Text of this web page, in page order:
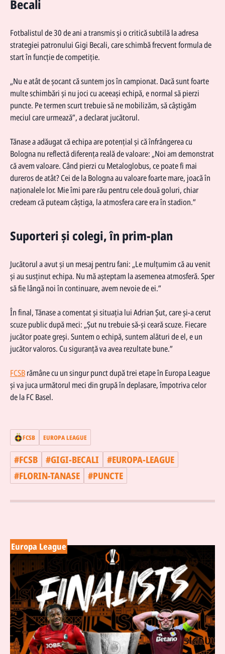
Becali
Fotbalistul de 30 de ani a transmis și o critică subtilă la adresa
strategiei patronului Gigi Becali, care schimbă frecvent formula de
start în funcție de competiție.
„Nu e atât de șocant că suntem jos în campionat. Dacă sunt foarte
multe schimbări și nu joci cu aceeași echipă, e normal să pierzi
puncte. Pe termen scurt trebuie să ne mobilizăm, să câștigăm
meciul care urmează”, a declarat jucătorul.
Tănase a adăugat că echipa are potențial și că înfrângerea cu
Bologna nu reflectă diferența reală de valoare: „Noi am demonstrat
că avem valoare. Când pierzi cu Metaloglobus, ce poate fi mai
dureros de atât? Cei de la Bologna au valoare foarte mare, joacă în
naționalele lor. Mie îmi pare rău pentru cele două goluri, chiar
credeam că puteam câștiga, la atmosfera care era în stadion.”
Suporteri și colegi, în prim-plan
Jucătorul a avut și un mesaj pentru fani: „Le mulțumim că au venit
și au susținut echipa. Nu mă așteptam la asemenea atmosferă. Sper
să fie lângă noi în continuare, avem nevoie de ei.”
În final, Tănase a comentat și situația lui Adrian Șut, care și-a cerut
scuze public după meci: „Șut nu trebuie să-și ceară scuze. Fiecare
jucător poate greși. Suntem o echipă, suntem alături de el, e un
jucător valoros. Cu siguranță va avea rezultate bune.”
FCSBrămâne cu un singur punct după trei etape în Europa League
și va juca următorul meci din grupă în deplasare, împotriva celor
de la FC Basel.
FCSB EUROPA LEAGUE
#FCSB #GIGI-BECALI #EUROPA-LEAGUE
#FLORIN-TANASE #PUNCTE
Europa League